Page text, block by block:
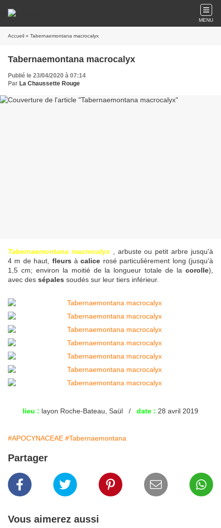
MENU
Accueil » Tabernaemontana macrocalyx
Tabernaemontana macrocalyx
Publié le 23/04/2020 à 07:14
Par La Chaussette Rouge
Tabernaemontana macrocalyx
, arbuste ou petit arbre jusqu'à
4 m de haut, fleursàcalice rosé particulièrement long (jusqu'à
1,5 cm; environ la moitié de la longueur totale de la corolle),
avec des sépales soudés sur leur tiers inférieur.
lieu : layon Roche-Bateau, Saül / date : 28 avril 2019
#APOCYNACEAE #Tabernaemontana
Partager
Vous aimerez aussi